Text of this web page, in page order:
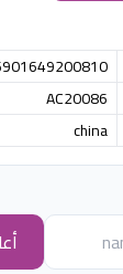
AC20086
china